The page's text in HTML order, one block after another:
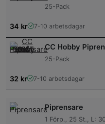
25-Pack
34 kr 7-10 arbetsdagar
CC Hobby
25-Pack
32 kr 7-10 arbetsdagar
Piprensare
1 Förp., 25 St., L: